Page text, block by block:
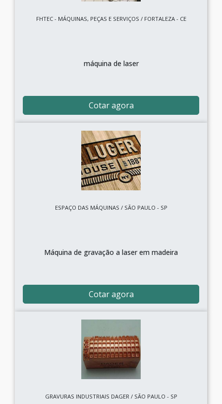
FHTEC - MÁQUINAS, PEÇAS E SERVIÇOS / FORTALEZA - CE
máquina de laser
Cotar agora
ESPAÇO DAS MÁQUINAS / SÃO PAULO - SP
Máquina de gravação a laser em madeira
Cotar agora
GRAVURAS INDUSTRIAIS DAGER / SÃO PAULO - SP